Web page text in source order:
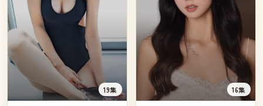
19集 16集